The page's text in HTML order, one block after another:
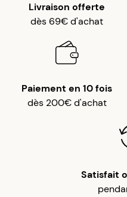
Livraison offerte
dès 69€ d'achat
Paiement en 10 fois
dès 200€ d'achat
Satisfait